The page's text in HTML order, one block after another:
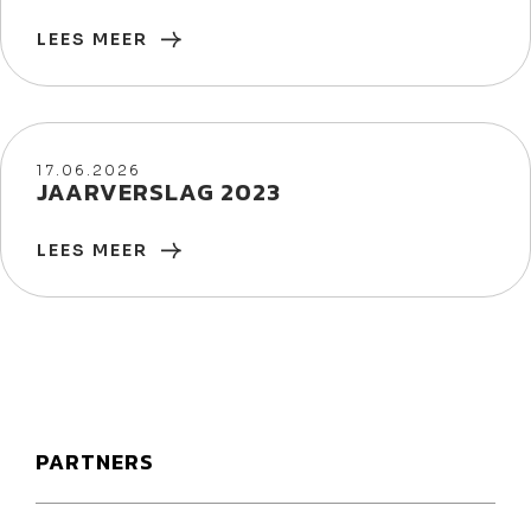
LEES MEER
17/06/2026
17.06.2026
JAARVERSLAG 2023
LEES MEER
PARTNERS